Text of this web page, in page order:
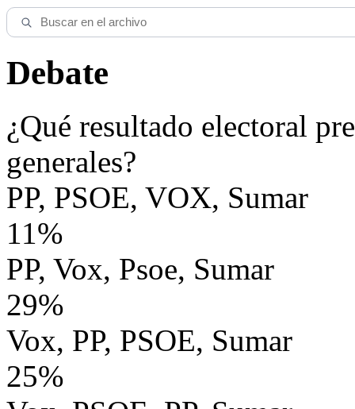
Debate
¿Qué resultado electoral
generales?
PP, PSOE, VOX, Sumar
11%
PP, Vox, Psoe, Sumar
29%
Vox, PP, PSOE, Sumar
25%